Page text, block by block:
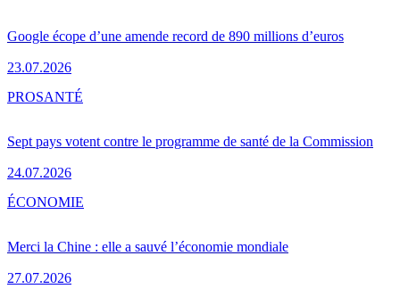
Google écope d’une amende record de 890 millions d’euros
23.07.2026
Sept pays votent contre le programme de santé de la Commission
24.07.2026
PROSANTÉ
Merci la Chine : elle a sauvé l’économie mondiale
27.07.2026
ÉCONOMIE